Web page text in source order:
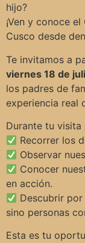
hijo?
¡Ven y conoce
Cusco desde
Te invitamos a
viernes 18 de
los padres de
experiencia real
Durante tu visita
Recorrer los
Observar
Conocer
en acción.
Descubrir
sino personas
Esta es tu